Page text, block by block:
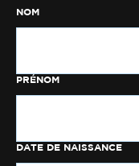
NOM
PRÉNOM
DATE DE NAISSANCE